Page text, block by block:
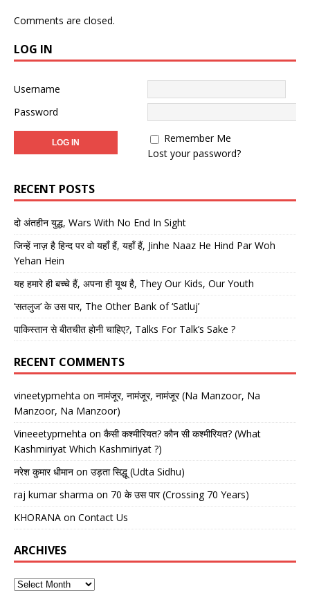
Comments are closed.
LOG IN
Username
Password
Remember Me
Lost your password?
RECENT POSTS
दो अंतहीन युद्ध, Wars With No End In Sight
जिन्हें नाज़ है हिन्द पर वो यहाँ हैं, यहाँ हैं, Jinhe Naaz He Hind Par Woh
Yehan Hein
यह हमारे ही बच्चे हैं, अपना ही यूथ है, They Our Kids, Our Youth
‘सतलुज’ के उस पार, The Other Bank of ‘Satluj’
पाकिस्तान से बीतचीत होनी चाहिए?, Talks For Talk’s Sake ?
RECENT COMMENTS
vineetypmehta on नामंजूर, नामंजूर, नामंजूर (Na Manzoor, Na
Manzoor, Na Manzoor)
Vineeetypmehta on कैसी कश्मीरियत? कौन सी कश्मीरियत? (What
Kashmiriyat Which Kashmiriyat ?)
नरेश कुमार धीमान on उड़ता सिद्धू (Udta Sidhu)
raj kumar sharma on 70 के उस पार (Crossing 70 Years)
KHORANA on Contact Us
ARCHIVES